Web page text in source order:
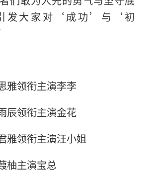
发大家对‘成功’与‘初
雅领衔主演李李
辰领衔主演金花
雅领衔主演汪小姐
柚主演宝总